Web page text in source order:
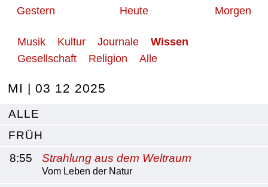
Gestern Heute Morgen
Musik Kultur Journale
Wissen
Gesellschaft
Religion Alle
MI | 03 12 2025
ALLE
FRÜH
8:55
Strahlung aus dem Weltraum
Vom Leben der Natur